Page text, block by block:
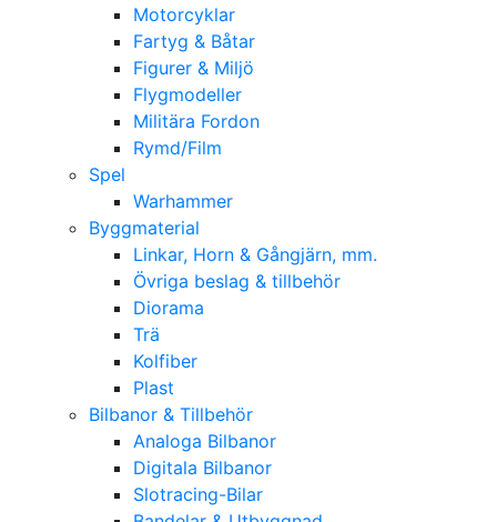
Motorcyklar
Fartyg & Båtar
Figurer & Miljö
Flygmodeller
Militära Fordon
Rymd/Film
Spel
Warhammer
Byggmaterial
Linkar, Horn & Gångjärn, mm.
Övriga beslag & tillbehör
Diorama
Trä
Kolfiber
Plast
Bilbanor & Tillbehör
Analoga Bilbanor
Digitala Bilbanor
Slotracing-Bilar